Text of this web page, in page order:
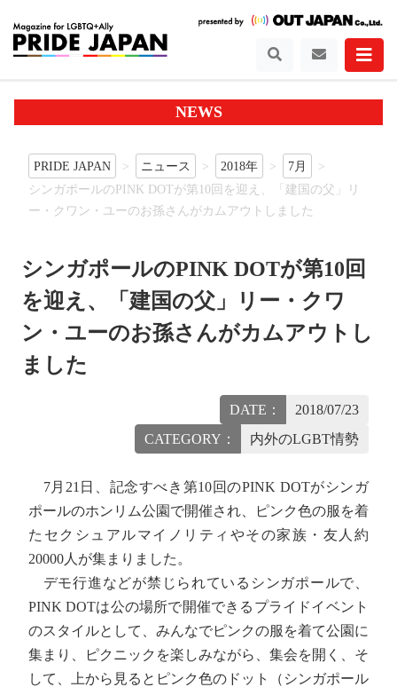
NEWS
PRIDE JAPAN ニュース 2018年
7月
シンガポールのPINK DOTが第10回を迎え、「建国の父」リ
ー・クワン・ユーのお孫さんがカムアウトしました
シンガポールのPINK DOTが第10回
を迎え、「建国の父」リー・クワ
ン・ユーのお孫さんがカムアウトし
ました
DATE：
2018/07/23
CATEGORY：
内外のLGBT情勢
7月21日、記念すべき第10回のPINK DOTがシンガ
ポールのホンリム公園で開催され、ピンク色の服を着
たセクシュアルマイノリティやその家族・友人約
20000人が集まりました。
デモ行進などが禁じられているシンガポールで、
PINK DOTは公の場所で開催できるプライドイベント
のスタイルとして、みんなでピンクの服を着て公園に
集まり、ピクニックを楽しみながら、集会を開く、そ
して、上から見るとピンク色のドット（シンガポール